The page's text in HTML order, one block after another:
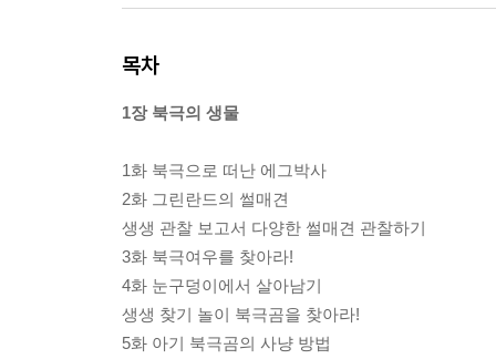
목차
1장 북극의 생물
1화 북극으로 떠난 에그박사
2화 그린란드의 썰매견
생생 관찰 보고서 다양한 썰매견 관찰하기
3화 북극여우를 찾아라!
4화 눈구덩이에서 살아남기
생생 찾기 놀이 북극곰을 찾아라!
5화 아기 북극곰의 사냥 방법